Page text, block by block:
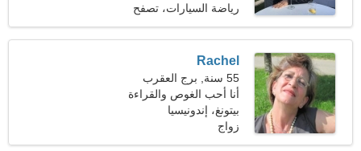
رياضة السيارات، تصفح
Rachel
55 سنة, برج العقرب
أنا أحب الغوص والقراءة
بيتونغ، إندونيسيا
زواج